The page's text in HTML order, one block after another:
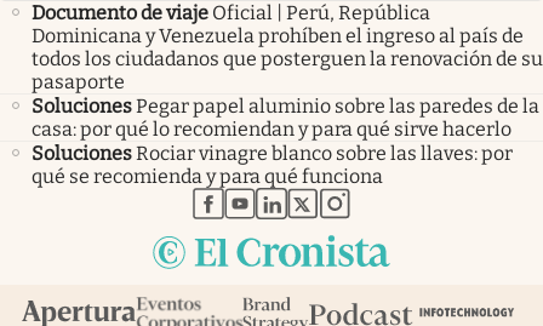
Documento de viaje Oficial | Perú, República
Dominicana y Venezuela prohíben el ingreso al país de
todos los ciudadanos que posterguen la renovación de su
pasaporte
SolucionesPegar papel aluminio sobre las paredes de la
casa: por qué lo recomiendan y para qué sirve hacerlo
SolucionesRociar vinagre blanco sobre las llaves: por
qué se recomienda y para qué funciona
abre en nueva pestaña
abre en nueva pestaña
abre en nueva pestaña
abre en nueva pestaña
abre en nueva pestaña